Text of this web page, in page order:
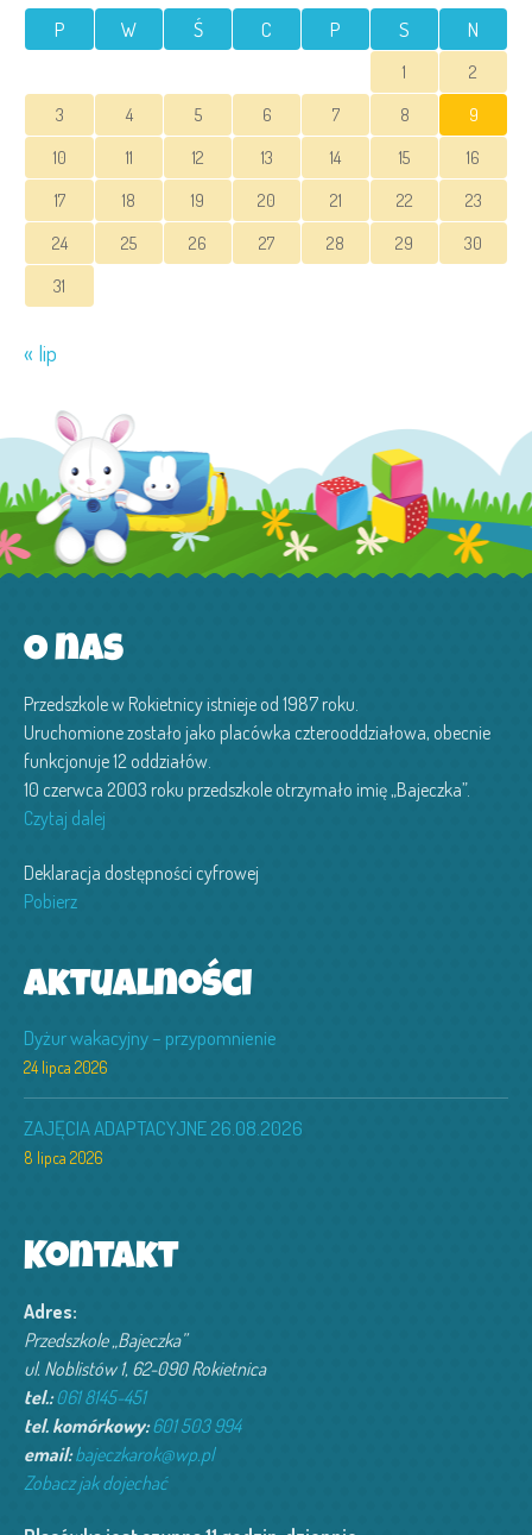
P W Ś C P S N
1
2
3
4 5 6 7 8
9
10
11 12 13 14 15
16
17
18 19 20 21 22
23
24
25 26 27 28 29
30
31
« lip
O nas
Przedszkole w Rokietnicy istnieje od 1987 roku.
Uruchomione zostało jako placówka czterooddziałowa, obecnie
funkcjonuje 12 oddziałów.
10 czerwca 2003 roku przedszkole otrzymało imię „Bajeczka”.
Czytaj dalej
Deklaracja dostępności cyfrowej
Pobierz
Aktualności
Dyżur wakacyjny – przypomnienie
24 lipca 2026
ZAJĘCIA ADAPTACYJNE 26.08.2026
8 lipca 2026
Kontakt
Adres:
Przedszkole „Bajeczka”
ul. Noblistów 1, 62-090 Rokietnica
tel.:061 8145-451
tel. komórkowy:601 503 994‬
email:bajeczkarok@wp.pl
Zobacz jak dojechać